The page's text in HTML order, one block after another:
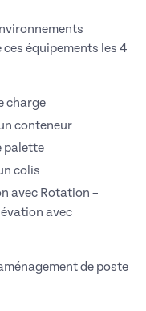
équipements les 4
charge
conteneur
palette
colis
avec Rotation –
avec
de poste